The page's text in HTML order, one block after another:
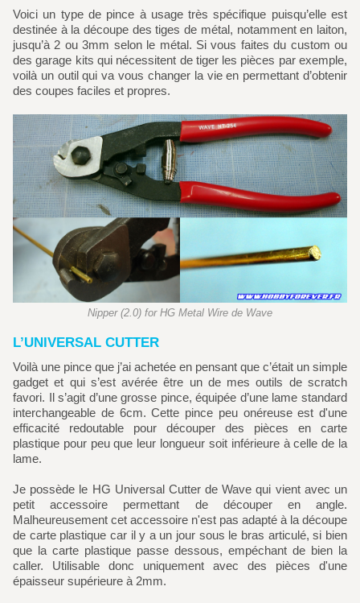
Voici un type de pince à usage très spécifique puisqu’elle est
destinée à la découpe des tiges de métal, notamment en laiton,
jusqu’à 2 ou 3mm selon le métal. Si vous faites du custom ou
des garage kits qui nécessitent de tiger les pièces par exemple,
voilà un outil qui va vous changer la vie en permettant d’obtenir
des coupes faciles et propres.
Nipper (2.0) for HG Metal Wire de Wave
L’UNIVERSAL CUTTER
Voilà une pince que j’ai achetée en pensant que c’était un simple
gadget et qui s’est avérée être un de mes outils de scratch
favori. Il s’agit d’une grosse pince, équipée d’une lame standard
interchangeable de 6cm. Cette pince peu onéreuse est d'une
efficacité redoutable pour découper des pièces en carte
plastique pour peu que leur longueur soit inférieure à celle de la
lame.
Je possède le HG Universal Cutter de Wave qui vient avec un
petit accessoire permettant de découper en angle.
Malheureusement cet accessoire n'est pas adapté à la découpe
de carte plastique car il y a un jour sous le bras articulé, si bien
que la carte plastique passe dessous, empéchant de bien la
caller. Utilisable donc uniquement avec des pièces d'une
épaisseur supérieure à 2mm.